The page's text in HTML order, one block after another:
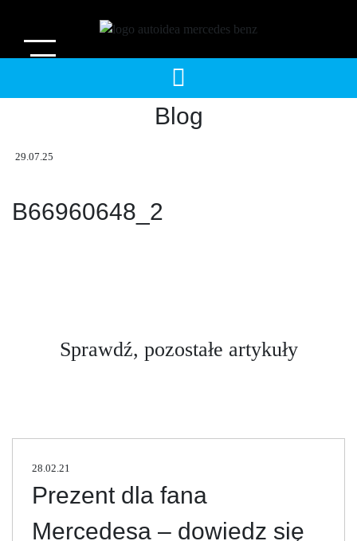
Wyszukiwarka
produktów
Blog
29.07.25
B66960648_2
Sprawdź, pozostałe artykuły
28.02.21
Prezent dla fana
Mercedesa – dowiedz się